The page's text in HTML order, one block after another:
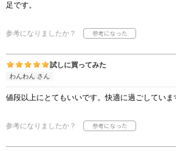
足です。
参考になりましたか？
試しに買ってみた
わんわん さん
値段以上にとてもいいです。快適に過ごしていま
参考になりましたか？